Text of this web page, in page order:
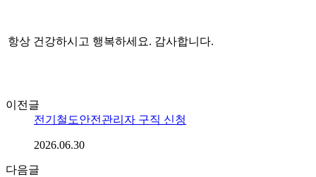
항상 건강하시고 행복하세요. 감사합니다.
이전글
전기철도안전관리자 구직 신청
2026.06.30
다음글